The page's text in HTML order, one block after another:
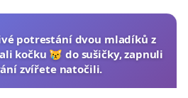
potrestání dvou mladíků z
kočku 😿 do sušičky, zapnuli
zvířete natočili.